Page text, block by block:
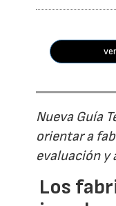
Nueva Guía
orientar a
evaluación y
Los